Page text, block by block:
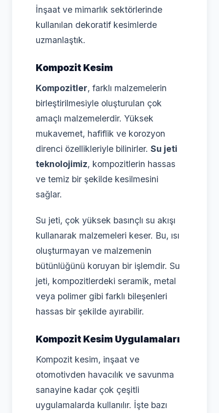
İnşaat ve mimarlık sektörlerinde
kullanılan dekoratif kesimlerde
uzmanlaştık.
Kompozit Kesim
Kompozitler, farklı malzemelerin
birleştirilmesiyle oluşturulan çok
amaçlı malzemelerdir. Yüksek
mukavemet, hafiflik ve korozyon
direnci özellikleriyle bilinirler. Su jeti
teknolojimiz, kompozitlerin hassas
ve temiz bir şekilde kesilmesini
sağlar.
Su jeti, çok yüksek basınçlı su akışı
kullanarak malzemeleri keser. Bu, ısı
oluşturmayan ve malzemenin
bütünlüğünü koruyan bir işlemdir. Su
jeti, kompozitlerdeki seramik, metal
veya polimer gibi farklı bileşenleri
hassas bir şekilde ayırabilir.
Kompozit Kesim Uygulamaları
Kompozit kesim, inşaat ve
otomotivden havacılık ve savunma
sanayine kadar çok çeşitli
uygulamalarda kullanılır. İşte bazı